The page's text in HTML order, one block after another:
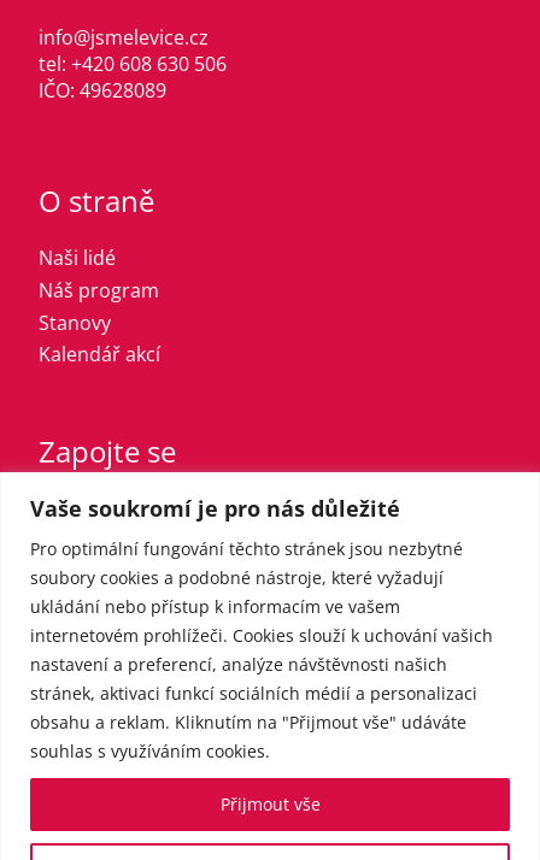
Vaše soukromí je pro nás důležité
Pro optimální fungování těchto stránek jsou nezbytné
soubory cookies a podobné nástroje, které vyžadují
ukládání nebo přístup k informacím ve vašem
internetovém prohlížeči. Cookies slouží k uchování vašich
nastavení a preferencí, analýze návštěvnosti našich
stránek, aktivaci funkcí sociálních médií a personalizaci
obsahu a reklam. Kliknutím na "Přijmout vše" udáváte
souhlas s využíváním cookies.
Přijmout vše
info@jsmelevice.cz
tel: +420 608 630 506
IČO: 49628089
O straně
Naši lidé
Náš program
Stanovy
Kalendář akcí
Zapojte se
Vstupte do strany
Registrovaný sympatizant
Přispějte finančně
Pro média
Kontakt
Tiskové zprávy